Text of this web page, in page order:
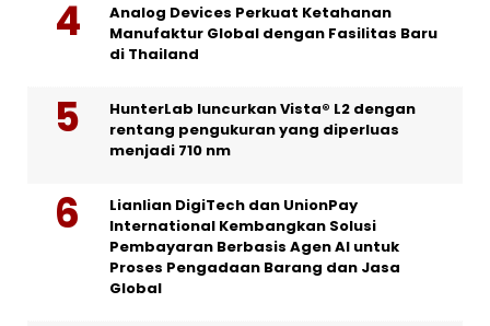
Analog Devices Perkuat Ketahanan
Manufaktur Global dengan Fasilitas Baru
di Thailand
HunterLab luncurkan Vista® L2 dengan
rentang pengukuran yang diperluas
menjadi 710 nm
Lianlian DigiTech dan UnionPay
International Kembangkan Solusi
Pembayaran Berbasis Agen AI untuk
Proses Pengadaan Barang dan Jasa
Global